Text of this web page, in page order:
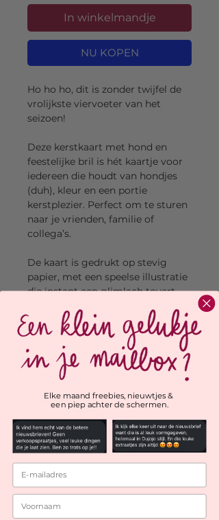
In winkelmandje
NU KOPEN
Ho ho ho, dit is zonder twijfel de
vrolijkste viervoeter van het
seizoen!
Deze kerstkaart met hond en
feestelijke bril is hét kaartje voor
iedereen die houdt van hondjes
(duh), kleur en een portie
kerstplezier. Perfect om te sturen
naar je vrienden, familie of
collega’s.
De kaart is gedrukt op stevig
papier, met een speelse illustratie
die instant een glimlach tovert.
kerstkaartjes voor een vrolijk
pakketje vol winter vibes!
Productinformatie
Afmeting:148 x 105 mm
Beschrijfbare achterkant
Inclusief envelop
Elke maand freebies, nieuwtjes &
een piep achter de schermen.